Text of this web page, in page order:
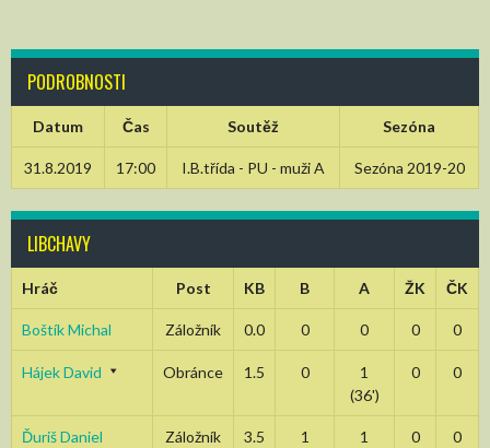
PODROBNOSTI
Datum Čas Soutěž Sezóna
31.8.2019 17:00 I.B.třída - PU - muži A Sezóna 2019-20
LIBCHAVY
Hráč Post KB B A ŽK ČK
Boštík Michal Záložník 0.0 0 0 0 0
Hájek David Obránce 1.5 0
1
(36')
0 0
Ďuriš Daniel Záložník 3.5
1
1
0 0